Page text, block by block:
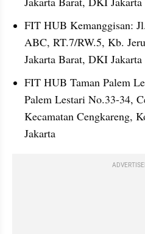
FIT HUB Kemanggisan:
ABC, RT.7/RW.5, Kb.
Jakarta Barat, DKI Jakarta
FIT HUB Taman Palem
Palem Lestari No.33-34,
Kecamatan Cengkareng,
Jakarta